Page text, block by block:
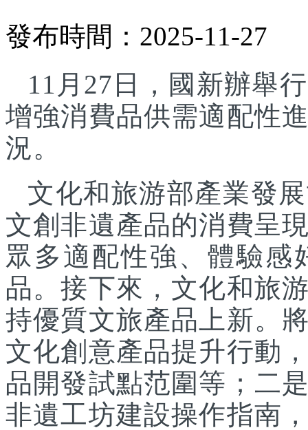
發布時間：2025-11-27
11月27日，國新辦舉
增強消費品供需適配性
況。
文化和旅游部產業發
文創非遺產品的消費呈
眾多適配性強、體驗感
品。接下來，文化和旅
持優質文旅產品上新。
文化創意產品提升行動
品開發試點范圍等；二
非遺工坊建設操作指南